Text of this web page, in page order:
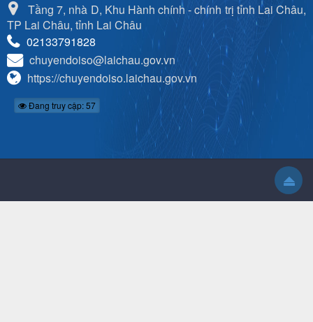
Tầng 7, nhà D, Khu Hành chính - chính trị tỉnh Lai Châu,
TP Lai Châu, tỉnh Lai Châu
02133791828
chuyendoiso@laichau.gov.vn
https://chuyendoiso.laichau.gov.vn
Đang truy cập: 57